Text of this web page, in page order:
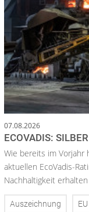
07.08.2026
ECOVADIS:
Wie bereits im Vorjahr
aktuellen EcoVadis-
Nachhaltigkeit erhalten
Auszeichnung EU